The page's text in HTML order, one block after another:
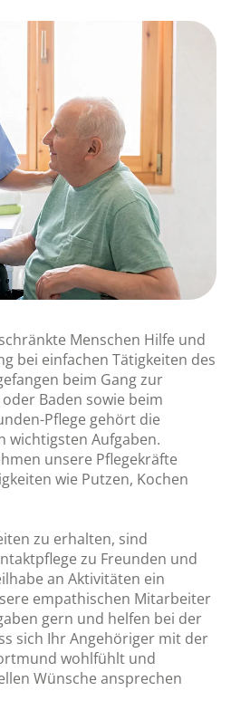
Menschen Hilfe und
bei einfachen Tätigkeiten des
beim Gang zur
Baden sowie beim
Pflege gehört die
wichtigsten Aufgaben.
unsere Pflegekräfte
wie Putzen, Kochen
zu erhalten, sind
zu Freunden und
an Aktivitäten ein
empathischen Mitarbeiter
gern und helfen bei der
sich Ihr Angehöriger mit der
wohlfühlt und
Wünsche ansprechen